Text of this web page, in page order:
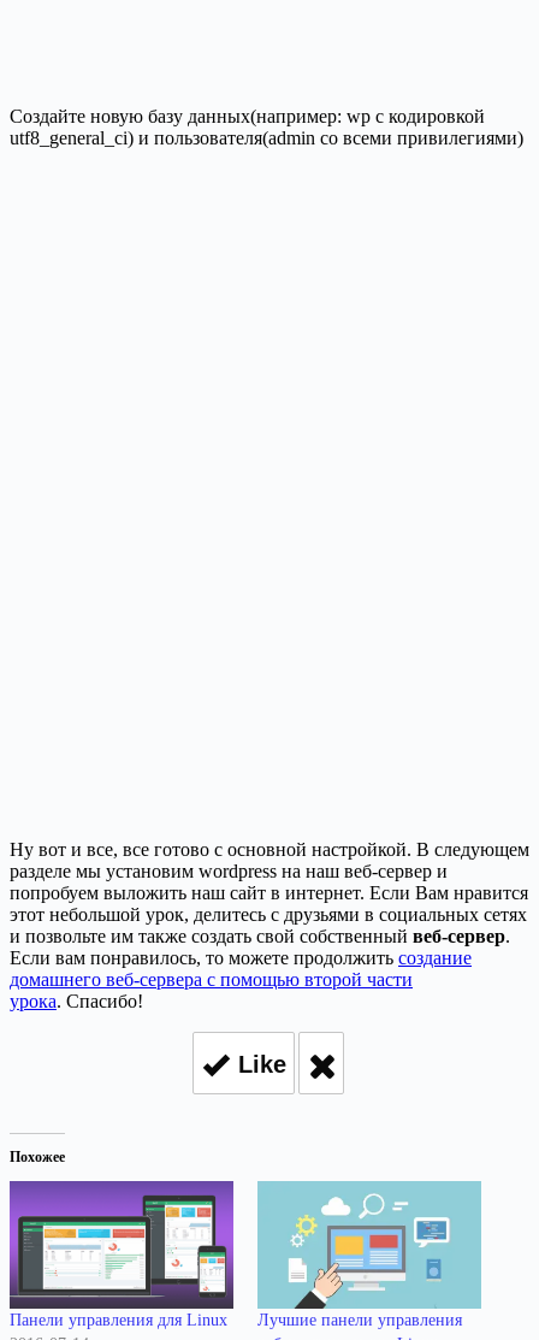
Создайте новую базу данных(например: wp с кодировкой
utf8_general_ci) и пользователя(admin со всеми привилегиями)
Ну вот и все, все готово с основной настройкой. В следующем
разделе мы установим wordpress на наш веб-сервер и
попробуем выложить наш сайт в интернет. Если Вам нравится
этот небольшой урок, делитесь с друзьями в социальных сетях
и позвольте им также создать свой собственный веб-сервер.
Если вам понравилось, то можете продолжить создание
домашнего веб-сервера с помощью второй части
урока. Спасибо!
Like
Похожее
Панели управления для Linux
Лучшие панели управления